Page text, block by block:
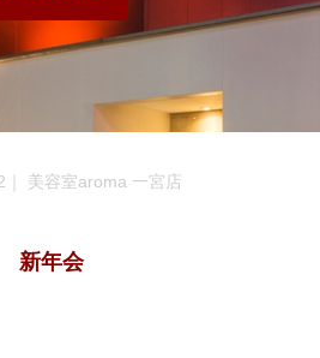
｜ 美容室aroma 一宮店
新年会